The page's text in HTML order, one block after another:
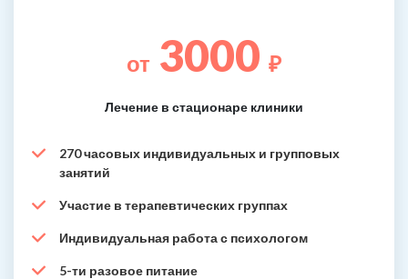
от 3000 ₽
Лечение в стационаре клиники
270 часовых индивидуальных и групповых
занятий
Участие в терапевтических группах
Индивидуальная работа с психологом
5-ти разовое питание